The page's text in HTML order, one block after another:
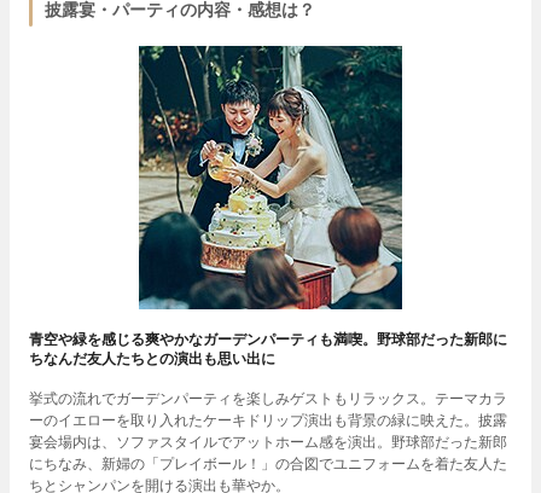
披露宴・パーティの内容・感想は？
青空や緑を感じる爽やかなガーデンパーティも満喫。野球部だった新郎に
ちなんだ友人たちとの演出も思い出に
挙式の流れでガーデンパーティを楽しみゲストもリラックス。テーマカラ
ーのイエローを取り入れたケーキドリップ演出も背景の緑に映えた。披露
宴会場内は、ソファスタイルでアットホーム感を演出。野球部だった新郎
にちなみ、新婦の「プレイボール！」の合図でユニフォームを着た友人た
ちとシャンパンを開ける演出も華やか。